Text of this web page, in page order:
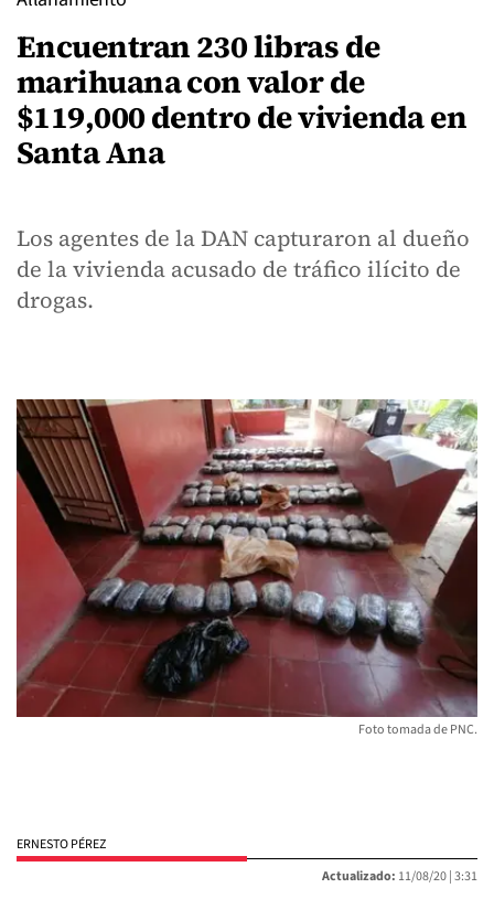
Encuentran 230 libras de
marihuana con valor de
$119,000 dentro de vivienda en
Santa Ana
Los agentes de la DAN capturaron al dueño
de la vivienda acusado de tráfico ilícito de
drogas.
Foto tomada de PNC.
ERNESTO PÉREZ
Actualizado: 11/08/20 |3:31